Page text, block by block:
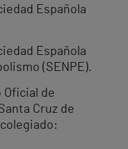
Española
Española
(SENPE).
Oficial de
Cruz de